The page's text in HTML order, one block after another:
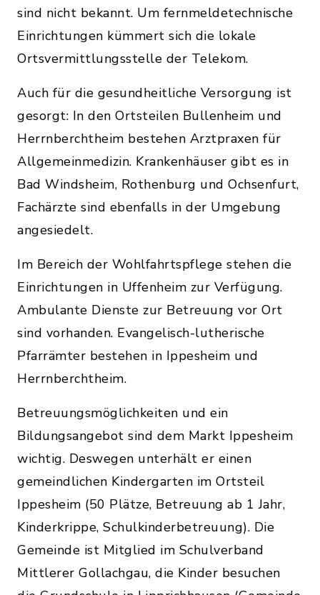
sind nicht bekannt. Um fernmeldetechnische
Einrichtungen kümmert sich die lokale
Ortsvermittlungsstelle der Telekom.
Auch für die gesundheitliche Versorgung ist
gesorgt: In den Ortsteilen Bullenheim und
Herrnberchtheim bestehen Arztpraxen für
Allgemeinmedizin. Krankenhäuser gibt es in
Bad Windsheim, Rothenburg und Ochsenfurt,
Fachärzte sind ebenfalls in der Umgebung
angesiedelt.
Im Bereich der Wohlfahrtspflege stehen die
Einrichtungen in Uffenheim zur Verfügung.
Ambulante Dienste zur Betreuung vor Ort
sind vorhanden. Evangelisch-lutherische
Pfarrämter bestehen in Ippesheim und
Herrnberchtheim.
Betreuungsmöglichkeiten und ein
Bildungsangebot sind dem Markt Ippesheim
wichtig. Deswegen unterhält er einen
gemeindlichen Kindergarten im Ortsteil
Ippesheim (50 Plätze, Betreuung ab 1 Jahr,
Kinderkrippe, Schulkinderbetreuung). Die
Gemeinde ist Mitglied im Schulverband
Mittlerer Gollachgau, die Kinder besuchen